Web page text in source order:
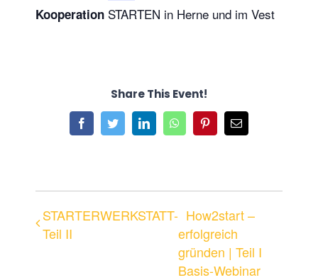
Kooperation STARTEN in Herne und im Vest
Share This Event!
FacebookTwitterLinkedInWhatsAppPinterestE-
Mail
STARTERWERKSTATT-
Teil II
How2start –
erfolgreich
gründen | Teil I
Basis-Webinar